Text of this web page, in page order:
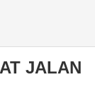
JALAN